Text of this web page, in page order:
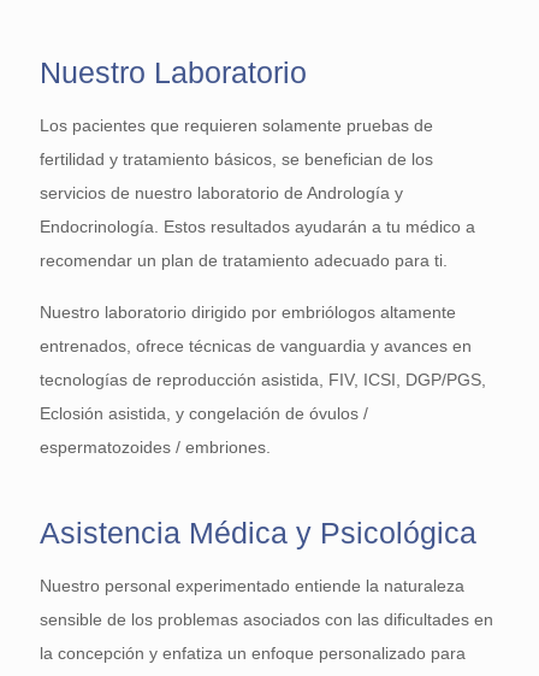
Nuestro Laboratorio
Los pacientes que requieren solamente pruebas de
fertilidad y tratamiento básicos, se benefician de los
servicios de nuestro laboratorio de Andrología y
Endocrinología. Estos resultados ayudarán a tu médico a
recomendar un plan de tratamiento adecuado para ti.
Nuestro laboratorio dirigido por embriólogos altamente
entrenados, ofrece técnicas de vanguardia y avances en
tecnologías de reproducción asistida, FIV, ICSI, DGP/PGS,
Eclosión asistida, y congelación de óvulos /
espermatozoides / embriones.
Asistencia Médica y Psicológica
Nuestro personal experimentado entiende la naturaleza
sensible de los problemas asociados con las dificultades en
la concepción y enfatiza un enfoque personalizado para